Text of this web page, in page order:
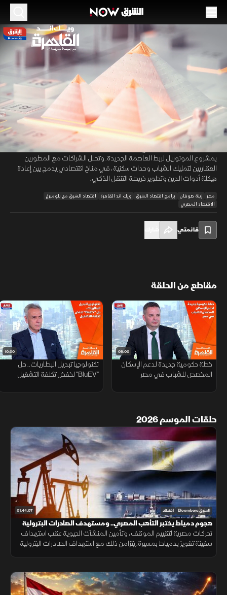
00:11 /01:42:39
المونوريل وإسكان الشباب.. مصر تحصن اقتصادها
بهيكلة التمويل
01:42:39
ويك اند القاهرة
في حلقة ويك اند القاهرة، تناقش زينة صوفان صلابة نمو الاقتصاد المصري
بعد تجاوز نتائج الربع الأول للتوقعات رغم صدمة أسعار الطاقة عالميا.
وتستعرض توسع الدولة في خيارات التمويل بالتزامن مع افتتاح 16 محطة
بمشروع المونوريل لربط العاصمة الجديدة. وتحلل الشراكات مع المطورين
العقاريين لتمليك الشباب وحدات سكنية، في مناخ اقتصادي يدمج بين إعادة
هيكلة أدوات الدين وتطوير خريطة التنقل الذكي.
مصر زينة صوفان برامج اقتصاد الشرق ويك اند القاهرة
اقتصاد الشرق مع بلومبرغ
الاقتصاد المصري
قائمتي
مقاطع من الحلقة
09:00
خطة حكومية جديدة لدعم الإسكان
المخصص للشباب في مصر
10:00
تكنولوجيا تبديل البطاريات.. حل
"BluEV" لخفض تكلفة التشغيل
حلقات الموسم 2026
01:44:07 الشرق Bloomberg اقتصاد
هجوم دمياط يختبر التأهب المصري.. ومستهدف الصادرات البترولية
4.8 مليار دولار
تحركات مصرية لتقييم الموقف، وتأمين المنشآت الحيوية عقب استهداف
سفينة تغويز بدمياط بمسيرة. يتزامن ذلك مع استهداف الصادرات البترولية